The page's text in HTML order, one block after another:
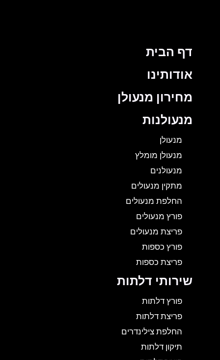
דף הבית
אודותינו
מחירון מנעולן
מנעולנות
מנעולן
מנעולן מומלץ
מנעולנים
מתקין מנעולים
החלפת מנעולים
פורץ מנעולים
פריצת מנעולים
פורץ כספות
פריצת כספות
שירותי דלתות
פורץ דלתות
פריצת דלתות
החלפת צילינדרים
תיקון דלתות